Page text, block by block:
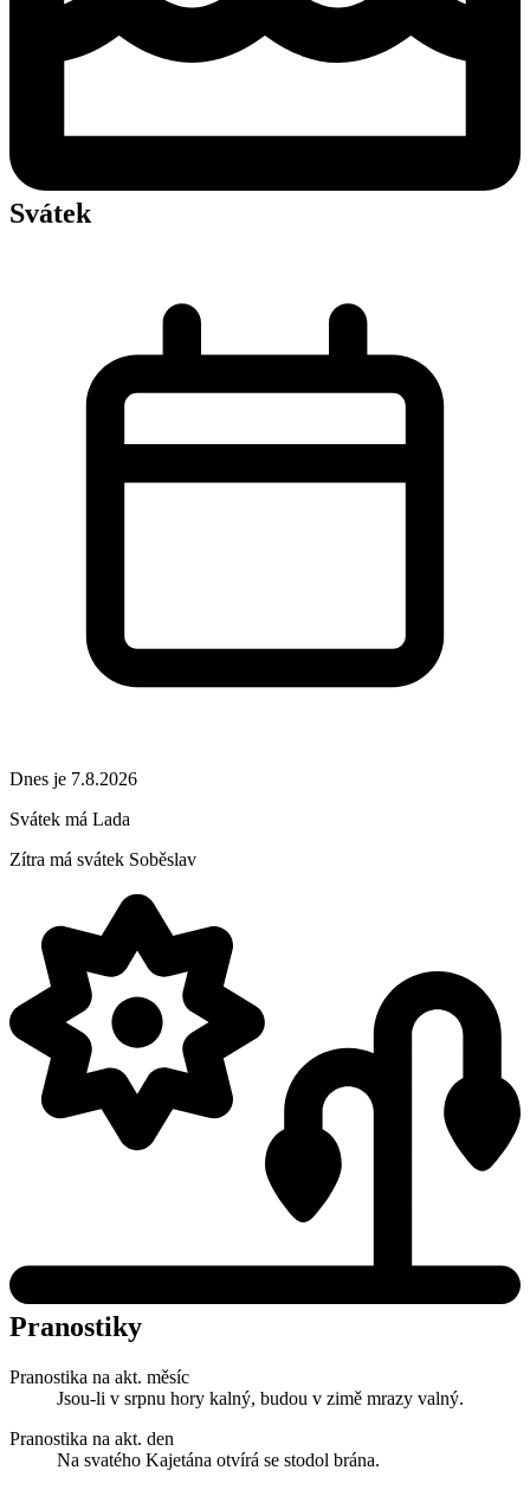
Svátek
Dnes je 7.8.2026
Svátek má Lada
Zítra má svátek Soběslav
Pranostiky
Pranostika na akt. měsíc
Jsou-li v srpnu hory kalný, budou v zimě mrazy valný.
Pranostika na akt. den
Na svatého Kajetána otvírá se stodol brána.